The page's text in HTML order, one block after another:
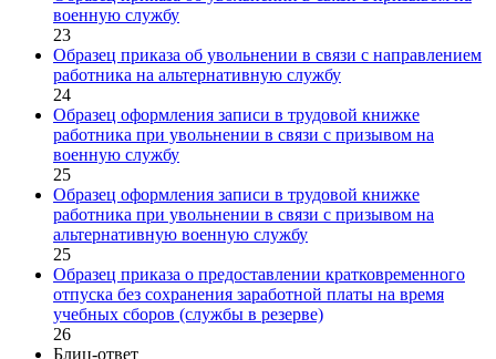
военную службу
23
Образец приказа об увольнении в связи с направлением
работника на альтернативную службу
24
Образец оформления записи в трудовой книжке
работника при увольнении в связи с призывом на
военную службу
25
Образец оформления записи в трудовой книжке
работника при увольнении в связи с призывом на
альтернативную военную службу
25
Образец приказа о предоставлении кратковременного
отпуска без сохранения заработной платы на время
учебных сборов (службы в резерве)
26
Блиц-ответ